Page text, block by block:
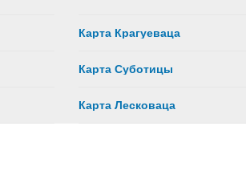
Карта Крагуеваца
Карта Суботицы
Карта Лесковаца